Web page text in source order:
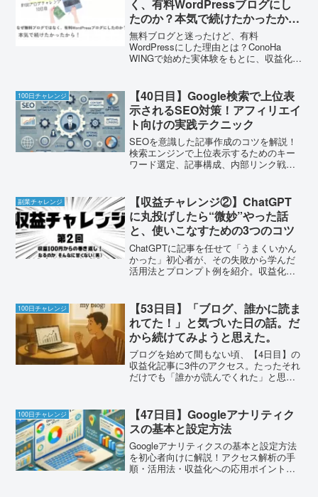
く、有料WordPressブログにし
たのか？本気で続けたかったか
ら！
無料ブログと迷ったけど、有料
WordPressにした理由とは？ConoHa
WINGで始めた実体験をもとに、収益化を
100日チャレンジ
【40日目】Google検索で上位表
示されるSEO対策！アフィリエイ
ト向けの実践テクニック
SEOを意識した記事作成のコツを解説！
検索エンジンで上位表示するためのキー
ワード選定、記事構成、内部リンク戦略
副業チャレンジ
【収益チャレンジ②】ChatGPT
に丸投げしたら“微妙”やった話
と、使いこなすための3つのコツ
ChatGPTに記事を任せて「うまくいかん
かった」初心者が、その失敗から学んだ
活用法とプロンプト例を紹介。収益化に
100日チャレンジ
【53日目】「ブログ、誰かに読ま
れてた！」と気づいた日の話。だ
から続けてみようと思えた。
ブログを始めて間もない頃、【4日目】の
収益化記事に3件のアクセス。たったそれ
だけでも「誰かが読んでくれた」と思え
100日チャレンジ
【47日目】Googleアナリティク
スの基本と設定方法
Googleアナリティクスの基本と設定方法
を初心者向けに解説！アクセス解析の手
順・活用法・収益化への応用ポイントを